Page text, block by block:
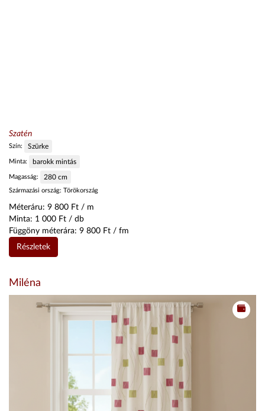
Szatén
Szín: Szürke
Minta: barokk mintás
Magasság: 280 cm
Származási ország: Törökország
Méteráru: 9 800 Ft / m
Minta: 1 000 Ft / db
Függöny méterára: 9 800 Ft / fm
Részletek
Miléna